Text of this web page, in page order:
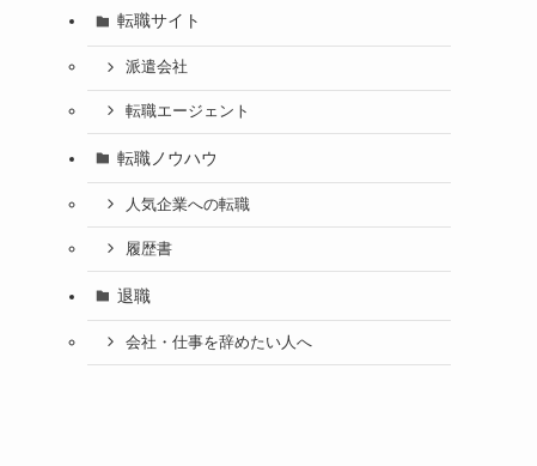
転職サイト
派遣会社
転職エージェント
転職ノウハウ
人気企業への転職
履歴書
退職
会社・仕事を辞めたい人へ